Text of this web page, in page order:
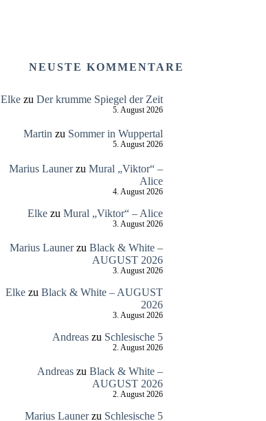
NEUSTE KOMMENTARE
Elkezu Der krumme Spiegel der Zeit
5. August 2026
Martin zu Sommer in Wuppertal
5. August 2026
Marius Launerzu Mural „Viktor“ –
Alice
4. August 2026
Elkezu Mural „Viktor“ – Alice
3. August 2026
Marius Launerzu Black & White –
AUGUST 2026
3. August 2026
Elkezu Black & White – AUGUST
2026
3. August 2026
Andreaszu Schlesische 5
2. August 2026
Andreaszu Black & White –
AUGUST 2026
2. August 2026
Marius Launerzu Schlesische 5